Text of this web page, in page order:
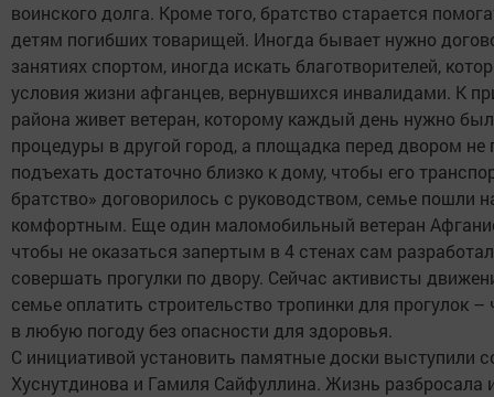
воинского долга. Кроме того, братство старается
детям погибших товарищей. Иногда бывает нужно
занятиях спортом, иногда искать благотворителей,
условия жизни афганцев, вернувшихся инвалидами. К
района живет ветеран, которому каждый день нужно
процедуры в другой город, а площадка перед двором
подъехать достаточно близко к дому, чтобы его
братство» договорилось с руководством, семье пошли
комфортным. Еще один маломобильный ветеран
чтобы не оказаться запертым в 4 стенах сам
совершать прогулки по двору. Сейчас активисты
семье оплатить строительство тропинки для прогулок
в любую погоду без опасности для здоровья.
С инициативой установить памятные доски выступили
Хуснутдинова и Гамиля Сайфуллина. Жизнь